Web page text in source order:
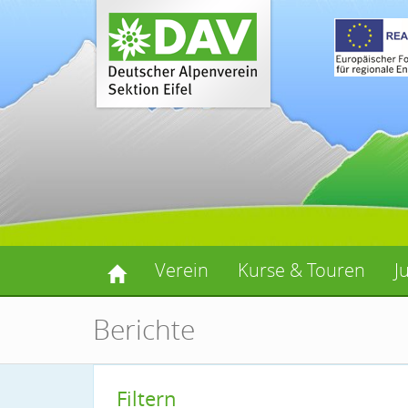
Verein Kurse & Touren
Berichte
Filtern